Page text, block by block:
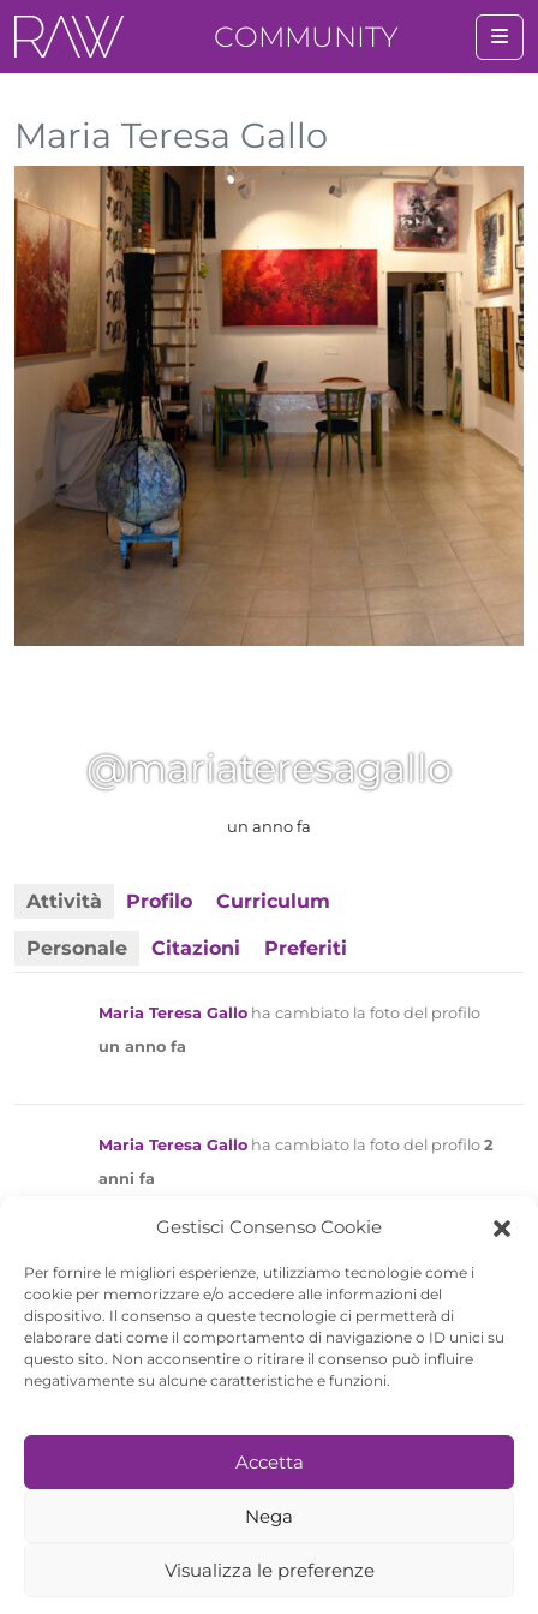
Gestisci Consenso Cookie
Per fornire le migliori esperienze, utilizziamo tecnologie come i
cookie per memorizzare e/o accedere alle informazioni del
dispositivo. Il consenso a queste tecnologie ci permetterà di
elaborare dati come il comportamento di navigazione o ID unici su
questo sito. Non acconsentire o ritirare il consenso può influire
negativamente su alcune caratteristiche e funzioni.
Accetta
Nega
Visualizza le preferenze
COMMUNITY
Maria Teresa Gallo
@mariateresagallo
un anno fa
Attività Profilo Curriculum
Personale Citazioni Preferiti
Maria Teresa Gallo ha cambiato la foto del profilo
un anno fa
Maria Teresa Gallo ha cambiato la foto del profilo 2
anni fa
Maria Teresa Galloha cambiato la foto del profilo
anni fa
© 2026 - Rome Art Week